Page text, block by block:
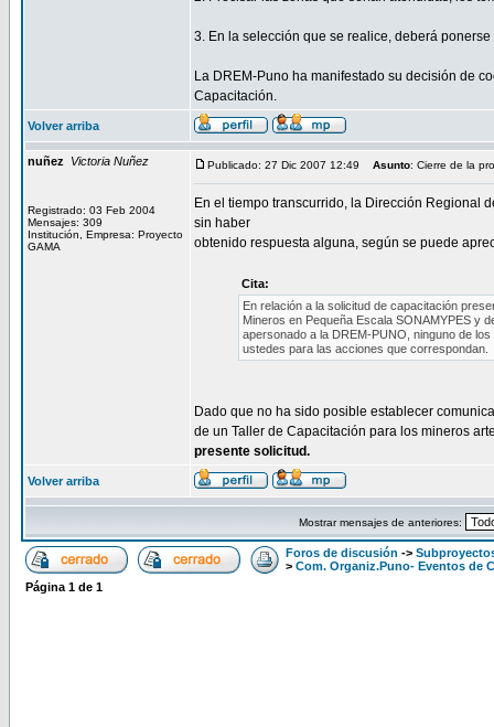
3. En la selección que se realice, deberá
La DREM-Puno ha manifestado su decisión de
Capacitación.
Volver arriba
nuñez Victoria Nuñez
Registrado: 03 Feb 2004
Mensajes: 309
Institución, Empresa: Proyecto
GAMA
Publicado: 27 Dic 2007 12:49 Asunto: Cierre de la
En el tiempo transcurrido, la Dirección Regional
sin haber
obtenido respuesta alguna, según se puede
Cita:
En relación a la solicitud de capacitación
Mineros en Pequeña Escala SONAMYPES y
apersonado a la DREM-PUNO, ninguno de
ustedes para las acciones que correspondan.
Dado que no ha sido posible establecer
de un Taller de Capacitación para los mineros
presente solicitud.
Volver arriba
Mostrar mensajes de anteriores:
Foros de discusión ->
> Com. Organiz.Puno- Eventos de
Página 1 de 1